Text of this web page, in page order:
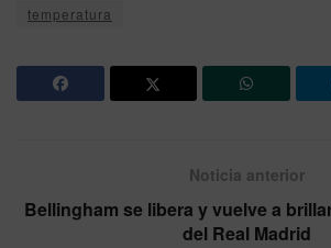
temperatura
Noticia anterior
Bellingham se libera y vuelve a
del Real Madrid